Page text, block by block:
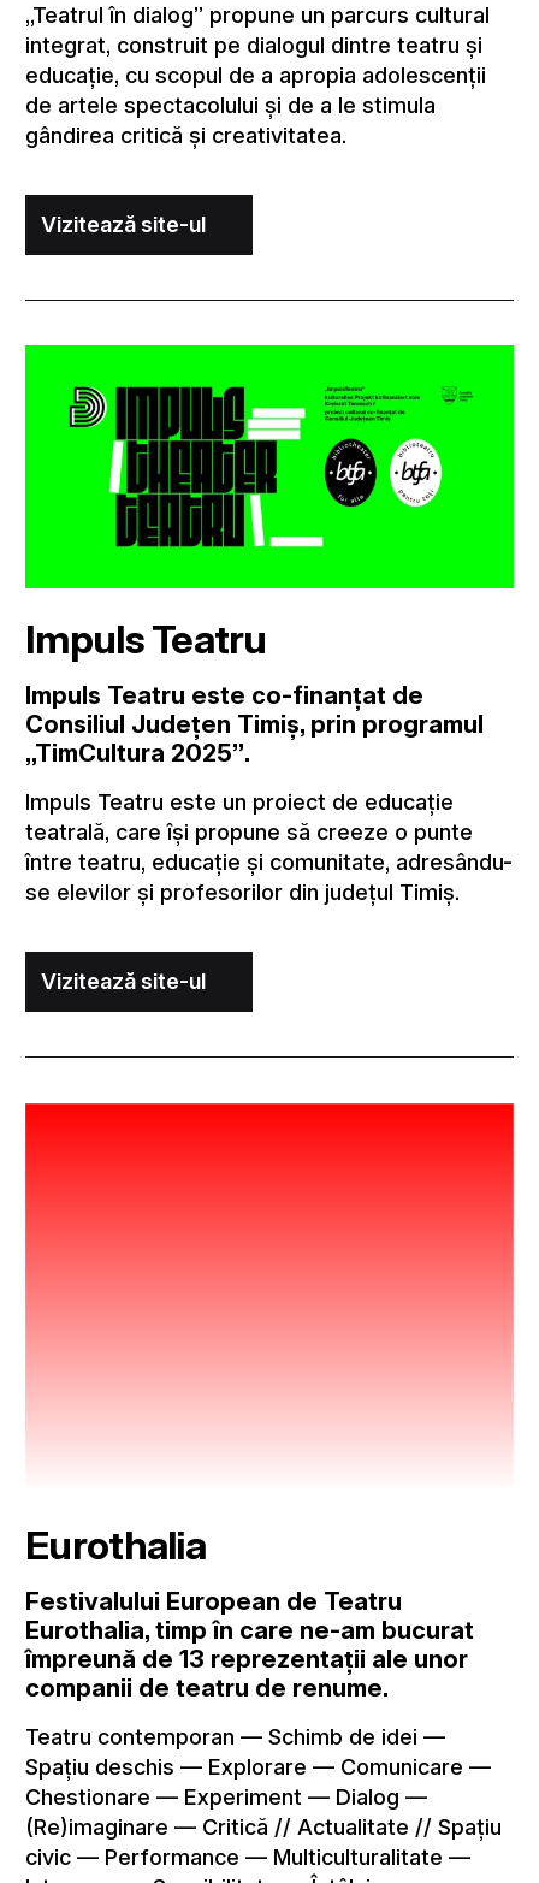
„Teatrul în dialog” propune un parcurs cultural
integrat, construit pe dialogul dintre teatru și
educație, cu scopul de a apropia adolescenții
de artele spectacolului și de a le stimula
gândirea critică și creativitatea.
Vizitează site-ul
Impuls Teatru
Impuls Teatru este co-finanțat de
Consiliul Județen Timiș, prin programul
„TimCultura 2025”.
Impuls Teatru este un proiect de educație
teatrală, care își propune să creeze o punte
între teatru, educație și comunitate, adresându-
se elevilor și profesorilor din județul Timiș.
Vizitează site-ul
Eurothalia
Festivalului European de Teatru
Eurothalia, timp în care ne-am bucurat
împreună de 13 reprezentații ale unor
companii de teatru de renume.
Teatru contemporan — Schimb de idei —
Spațiu deschis — Explorare — Comunicare —
Chestionare — Experiment — Dialog —
(Re)imaginare — Critică // Actualitate // Spațiu
civic — Performance — Multiculturalitate —